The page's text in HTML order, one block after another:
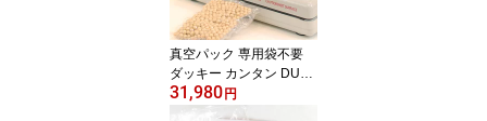
真空パック 専用袋不要
ダッキー カンタン DUC
KY 卓上脱気シーラー 使
い方簡単
31,980円